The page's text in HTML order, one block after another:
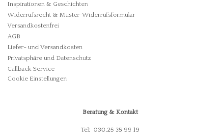
Inspirationen & Geschichten
Widerrufsrecht & Muster-Widerrufsformular
Versandkostenfrei
AGB
Liefer- und Versandkosten
Privatsphäre und Datenschutz
Callback Service
Cookie Einstellungen
Beratung & Kontakt
Tel: 030.25 35 99 19